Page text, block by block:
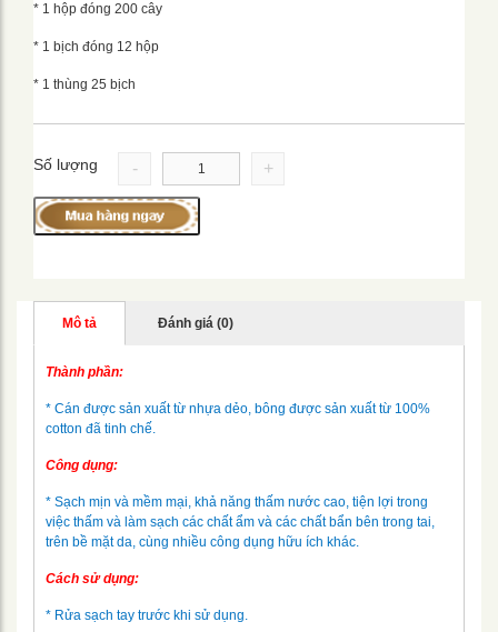
* 1 hộp đóng 200 cây
* 1 bịch đóng 12 hộp
* 1 thùng 25 bịch
Số lượng - +
Mô tả Đánh giá (0)
Thành phần:
* Cán được sản xuất từ nhựa dẻo, bông được sản xuất từ 100%
cotton đã tinh chế.
Công dụng:
* Sạch mịn và mềm mại, khả năng thấm nước cao, tiện lợi trong
việc thấm và làm sạch các chất ẩm và các chất bẩn bên trong tai,
trên bề mặt da, cùng nhiều công dụng hữu ích khác.
Cách sử dụng:
* Rửa sạch tay trước khi sử dụng.